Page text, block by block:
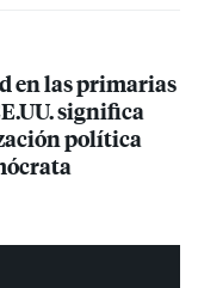
en las primarias
significa
política